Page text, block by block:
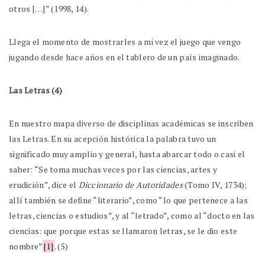
otros […]” (1998, 14).
Llega el momento de mostrarles a mi vez el juego que vengo
jugando desde hace años en el tablero de un país imaginado.
Las Letras (4)
En nuestro mapa diverso de disciplinas académicas se inscriben
las Letras. En su acepción histórica la palabra tuvo un
significado muy amplio y general, hasta abarcar todo o casi el
saber: “Se toma muchas veces por las ciencias, artes y
erudición”, dice el Diccionario de Autoridades(Tomo IV, 1734);
allí también se define “literario”, como “lo que pertenece a las
letras, ciencias o estudios”, y al “letrado”, como al “docto en las
ciencias: que porque estas se llamaron letras, se le dio este
nombre”[1]. (5)